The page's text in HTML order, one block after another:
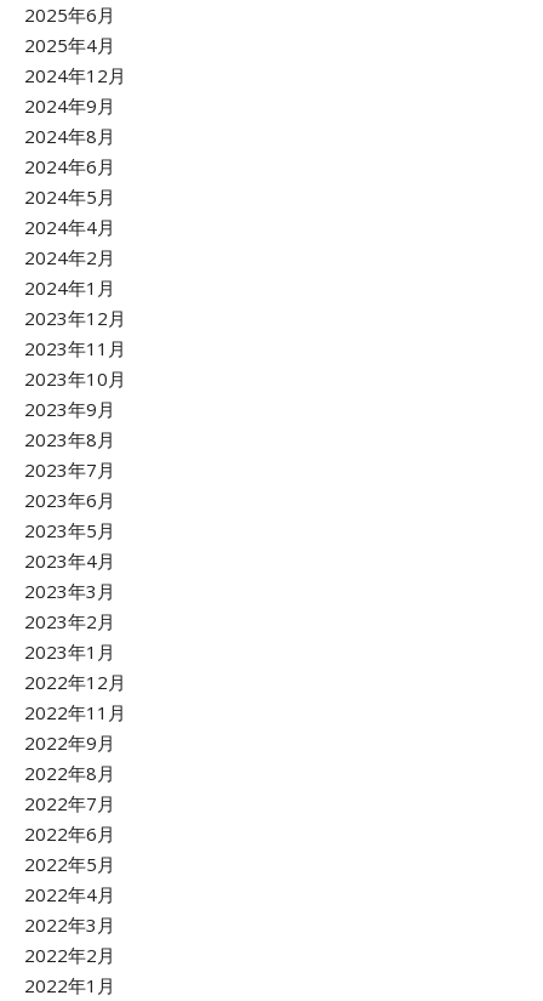
2025年6月
2025年4月
2024年12月
2024年9月
2024年8月
2024年6月
2024年5月
2024年4月
2024年2月
2024年1月
2023年12月
2023年11月
2023年10月
2023年9月
2023年8月
2023年7月
2023年6月
2023年5月
2023年4月
2023年3月
2023年2月
2023年1月
2022年12月
2022年11月
2022年9月
2022年8月
2022年7月
2022年6月
2022年5月
2022年4月
2022年3月
2022年2月
2022年1月